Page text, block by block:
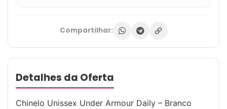
Compartilhar:
Detalhes da Oferta
Chinelo Unissex Under Armour Daily – Branco